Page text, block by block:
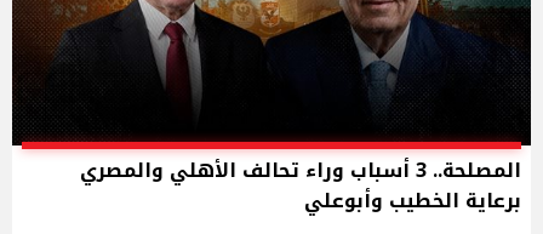
المصلحة.. 3 أسباب وراء تحالف الأهلي والمصري
برعاية الخطيب وأبوعلي